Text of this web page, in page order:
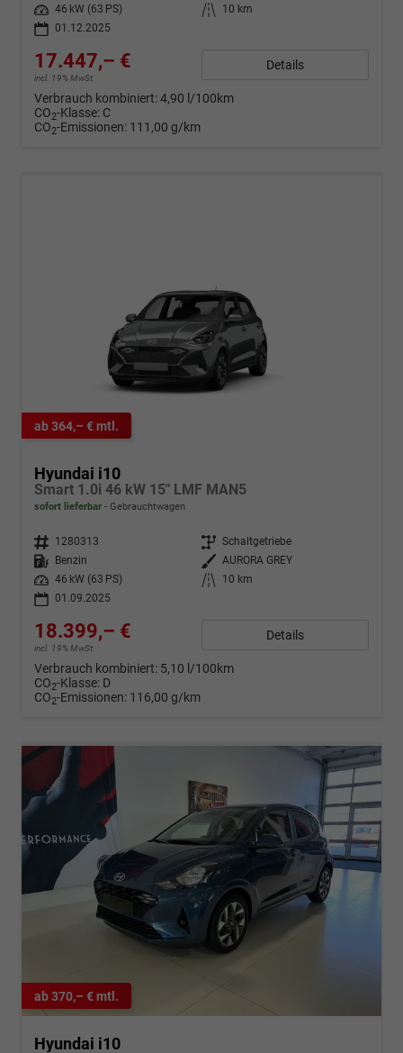
Leistung
46 kW (63 PS) Kilometerstand
10 km
01.12.2025
17.447,– €
incl. 19% MwSt.
Details
Verbrauch kombiniert:4,90 l/100km
CO2-Klasse: C
CO2-Emissionen: 111,00 g/km
ab 364,– € mtl.
Hyundai i10
Smart 1.0i 46 kW 15" LMF MAN5
sofort lieferbar Gebrauchtwagen
Fahrzeugnr. 1280313 Getriebe Schaltgetriebe
Kraftstoff
Benzin Außenfarbe AURORA GREY
Leistung
46 kW (63 PS) Kilometerstand
10 km
01.09.2025
18.399,– €
incl. 19% MwSt.
Details
Verbrauch kombiniert: 5,10 l/100km
CO2-Klasse: D
CO2-Emissionen: 116,00 g/km
ab 370,– € mtl.
Hyundai i10